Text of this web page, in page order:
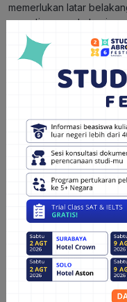
memerlukan latar
seperti perawat atau
Posisi pekerjaan yang
perawat, tenaga kerja
ditawarkan juga relatif
dan pengalaman pekerja.
3. Agriculture &
Bidang ini
diolah oleh manusia
baku industri, atau
Hunters membutuhkan
kemampuan mudah
berbeda diperlukan
dapat diraih adalah
pertanian/perikanan.